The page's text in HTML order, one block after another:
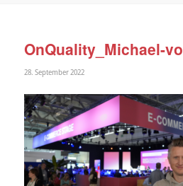
OnQuality_Michael-
28. September 2022